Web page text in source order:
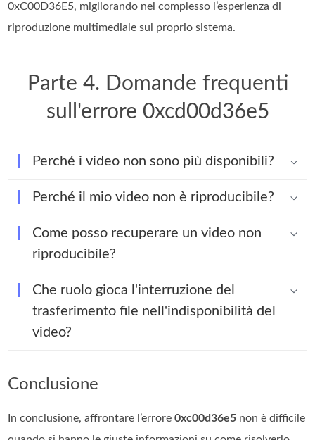
0xC00D36E5, migliorando nel complesso l’esperienza di
riproduzione multimediale sul proprio sistema.
Parte 4. Domande frequenti
sull'errore 0xcd00d36e5
Perché i video non sono più disponibili?
Perché il mio video non è riproducibile?
Come posso recuperare un video non
riproducibile?
Che ruolo gioca l'interruzione del
trasferimento file nell'indisponibilità del
video?
Conclusione
In conclusione, affrontare l’errore0xc00d36e5 non è difficile